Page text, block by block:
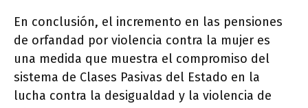
En conclusión, el incremento en las pensiones
de orfandad por violencia contra la mujer es
una medida que muestra el compromiso del
sistema de Clases Pasivas del Estado en la
lucha contra la desigualdad y la violencia de